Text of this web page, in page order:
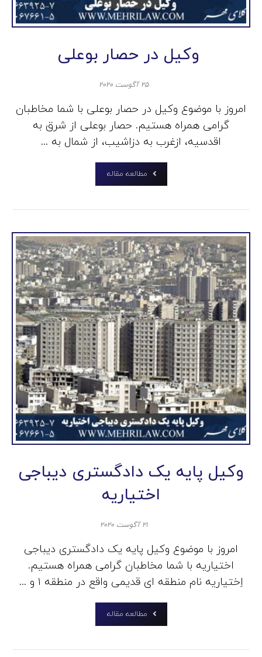
وکیل در حصار بوعلی
۲۵ آگوست ۲۰۲۰
امروز با موضوع وکیل در حصار بوعلی با شما مخاطبان
گرامی همراه هستیم. حصار بوعلی از شرق به
اقدسیه، ازغرب به دزاشیب، از شمال به ...
مطالعه مقاله
وکیل پایه یک دادگستری دیباجی
اختیاریه
۲۱ آگوست ۲۰۲۰
امروز با موضوع وکیل پایه یک دادگستری دیباجی
اختیاریه با شما مخاطبان گرامی همراه هستیم.
اِختیاریه نام منطقه‌ ای قدیمی واقع در منطقه ۱ و ...
مطالعه مقاله